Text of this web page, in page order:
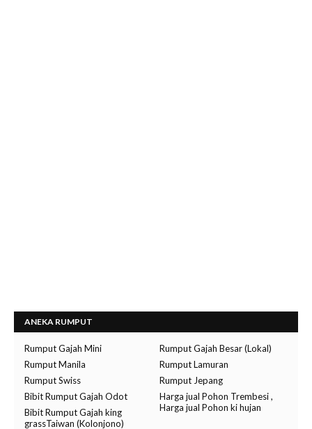
ANEKA RUMPUT
Rumput Gajah Mini
Rumput Gajah Besar (Lokal)
Rumput Manila
Rumput Lamuran
Rumput Swiss
Rumput Jepang
Bibit Rumput Gajah Odot
Harga jual Pohon Trembesi ,
Harga jual Pohon ki hujan
Bibit Rumput Gajah king
grassTaiwan (Kolonjono)